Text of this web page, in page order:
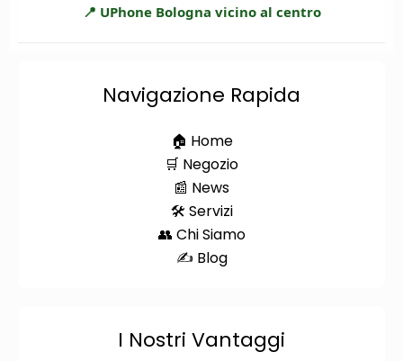
📍 UPhone Bologna vicino al centro
Navigazione Rapida
🏠 Home
🛒 Negozio
📰 News
🛠️ Servizi
👥 Chi Siamo
✍️ Blog
I Nostri Vantaggi